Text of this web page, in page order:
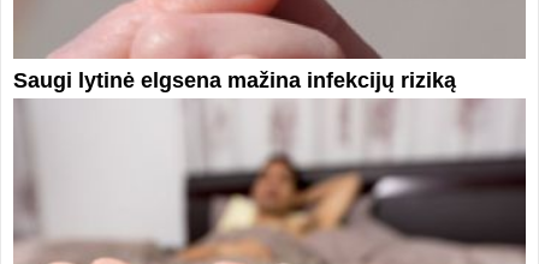
Saugi lytinė elgsena mažina infekcijų riziką